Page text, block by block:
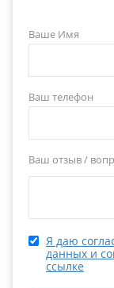
Ваше Имя
Ваш телефон
Ваш отзыв /
Я даю
данных и
ссылке